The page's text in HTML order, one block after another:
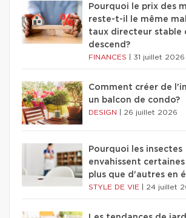
Pourquoi le prix des
reste-t-il le même
taux directeur stable
descend?
FINANCES 31 juillet 2026
Comment créer de
un balcon de condo?
DESIGN 26 juillet 2026
Pourquoi les insectes
envahissent
plus que d'autres en
STYLE DE VIE 24 juillet